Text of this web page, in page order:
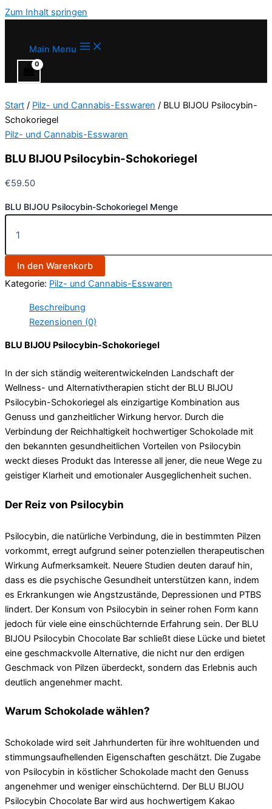
Zum Inhalt springen
Main Menu
Start / Pilz- und Cannabis-Esswaren / BLU BIJOU Psilocybin-
Schokoriegel
Pilz- und Cannabis-Esswaren
BLU BIJOU Psilocybin-Schokoriegel
€59.50
BLU BIJOU Psilocybin-Schokoriegel Menge
In den Warenkorb
Kategorie: Pilz- und Cannabis-Esswaren
Beschreibung
Rezensionen (0)
BLU BIJOU Psilocybin-Schokoriegel
In der sich ständig weiterentwickelnden Landschaft der
Wellness- und Alternativtherapien sticht der BLU BIJOU
Psilocybin-Schokoriegel als einzigartige Kombination aus
Genuss und ganzheitlicher Wirkung hervor. Durch die
Verbindung der Reichhaltigkeit hochwertiger Schokolade mit
den bekannten gesundheitlichen Vorteilen von Psilocybin
weckt dieses Produkt das Interesse all jener, die neue Wege zu
geistiger Klarheit und emotionaler Ausgeglichenheit suchen.
Der Reiz von Psilocybin
Psilocybin, die natürliche Verbindung, die in bestimmten Pilzen
vorkommt, erregt aufgrund seiner potenziellen therapeutischen
Wirkung Aufmerksamkeit. Neuere Studien deuten darauf hin,
dass es die psychische Gesundheit unterstützen kann, indem
es Erkrankungen wie Angstzustände, Depressionen und PTBS
lindert. Der Konsum von Psilocybin in seiner rohen Form kann
jedoch für viele eine einschüchternde Erfahrung sein. Der BLU
BIJOU Psilocybin Chocolate Bar schließt diese Lücke und bietet
eine geschmackvolle Alternative, die nicht nur den erdigen
Geschmack von Pilzen überdeckt, sondern das Erlebnis auch
deutlich angenehmer macht.
Warum Schokolade wählen?
Schokolade wird seit Jahrhunderten für ihre wohltuenden und
stimmungsaufhellenden Eigenschaften geschätzt. Die Zugabe
von Psilocybin in köstlicher Schokolade macht den Genuss
angenehmer und weniger einschüchternd. Der BLU BIJOU
Psilocybin Chocolate Bar wird aus hochwertigem Kakao